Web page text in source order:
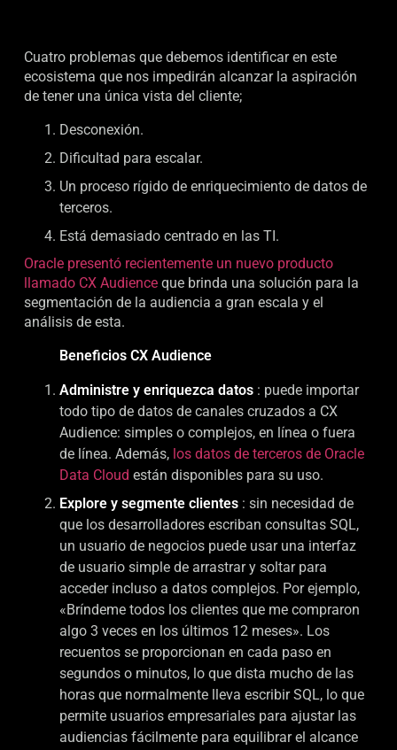
Cuatro problemas que debemos identificar en este
ecosistema que nos impedirán alcanzar la aspiración
de tener una única vista del cliente;
Desconexión.
Dificultad para escalar.
Un proceso rígido de enriquecimiento de datos de
terceros.
Está demasiado centrado en las TI.
Oracle presentó recientemente un nuevo producto
llamado CX Audienceque brinda una solución para la
segmentación de la audiencia a gran escala y el
análisis de esta.
Beneficios CX Audience
Administre y enriquezca datos: puede importar
todo tipo de datos de canales cruzados a CX
Audience: simples o complejos, en línea o fuera
de línea. Además, los datos de terceros de Oracle
Data Cloud están disponibles para su uso.
Explore y segmente clientes: sin necesidad de
que los desarrolladores escriban consultas SQL,
un usuario de negocios puede usar una interfaz
de usuario simple de arrastrar y soltar para
acceder incluso a datos complejos. Por ejemplo,
«Bríndeme todos los clientes que me compraron
algo 3 veces en los últimos 12 meses». Los
recuentos se proporcionan en cada paso en
segundos o minutos, lo que dista mucho de las
horas que normalmente lleva escribir SQL, lo que
permite usuarios empresariales para ajustar las
audiencias fácilmente para equilibrar el alcance